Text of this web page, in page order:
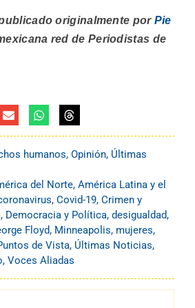
originalmente por Pie
red de Periodistas de
humanos, Opinión, Últimas
del Norte, América Latina y el
, Covid-19, Crimen y
, Democracia y Política, desigualdad,
Floyd, Minneapolis, mujeres,
de Vista, Últimas Noticias,
, Voces Aliadas